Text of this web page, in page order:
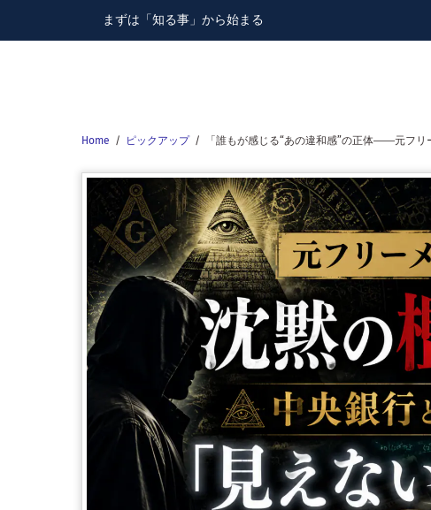
まずは「知る事」から始まる
Home / ピックアップ / 「誰もが感じる“あの違和感”の正体――元フリ